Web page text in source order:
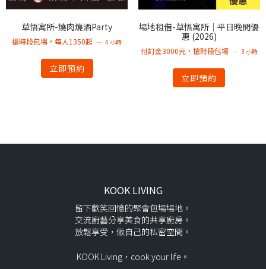
草悟寓所-燒肉燒酒Party
搶時段包場，每人1350起 4 小時
立即預約
場地租借-草悟寓所｜平日晚間優
惠 (2026)
付訂金3000元，搶時段包場 3 小時
立即預約
KOOK LIVING
留下歡笑回憶的聚會包場場地。
交流廚藝分享美食的共享廚房。
放鬆享受，做自己的私密空間。
KOOK Living，cook your life。